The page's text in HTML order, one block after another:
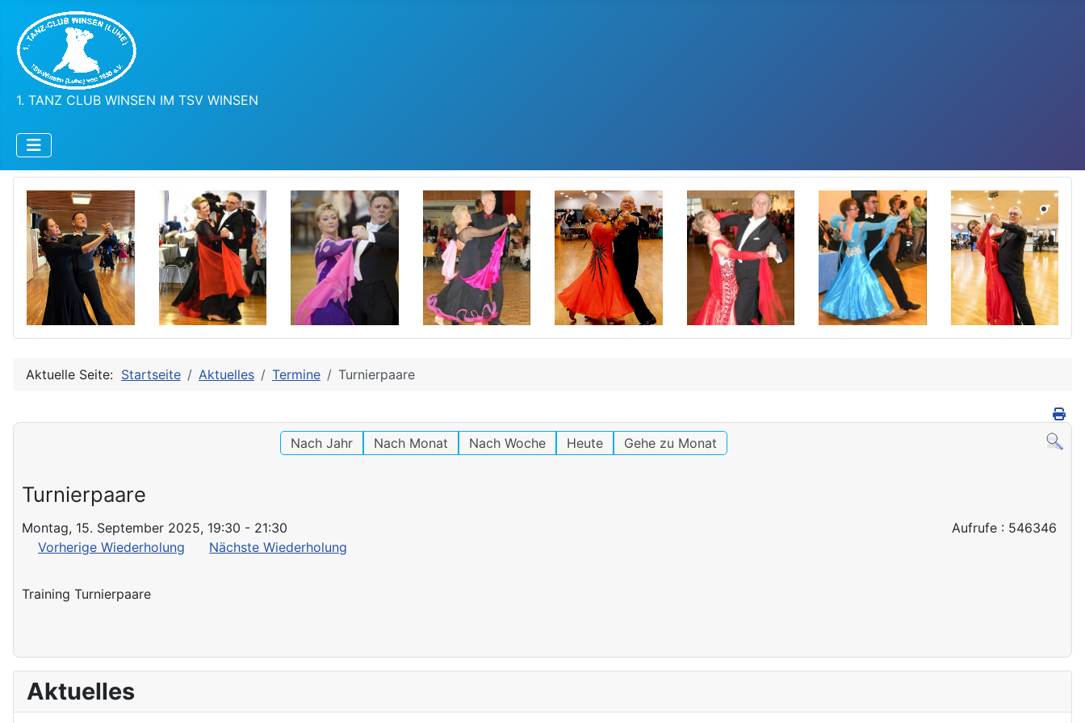
1. TANZ CLUB WINSEN IM TSV WINSEN
Aktuelle Seite: Startseite Aktuelles Termine Turnierpaare
Nach Jahr Nach Monat Nach Woche Heute Gehe zu Monat
Turnierpaare
Montag, 15. September 2025, 19:30 - 21:30
Vorherige Wiederholung
Nächste Wiederholung
Aufrufe : 546346
Training Turnierpaare
Aktuelles